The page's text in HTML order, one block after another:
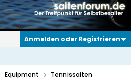
Anmelden oder Registrieren
Equipment
Tennissaiten